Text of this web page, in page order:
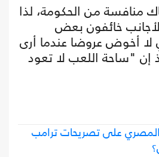
منافسة من الحكومة، لذا
خائفون بعض
أخوض عروضا عندما أرى
إن "ساحة اللعب لا تعود
المصري على تصريحات ترامب